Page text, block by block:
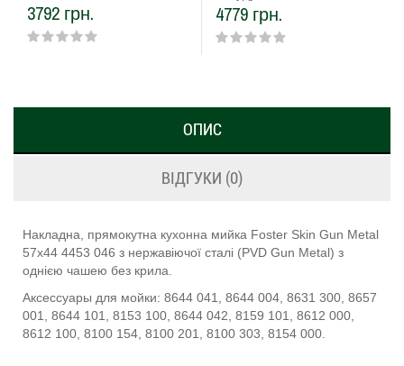
3792 грн. 4779 грн.
ОПИС
ВІДГУКИ (0)
Накладна, прямокутна кухонна мийка Foster Skin Gun Metal
57х44 4453 046 з нержавіючої сталі (PVD Gun Metal) з
однією чашею без крила.
Аксессуары для мойки: 8644 041, 8644 004, 8631 300, 8657
001, 8644 101, 8153 100, 8644 042, 8159 101, 8612 000,
8612 100, 8100 154, 8100 201, 8100 303, 8154 000.